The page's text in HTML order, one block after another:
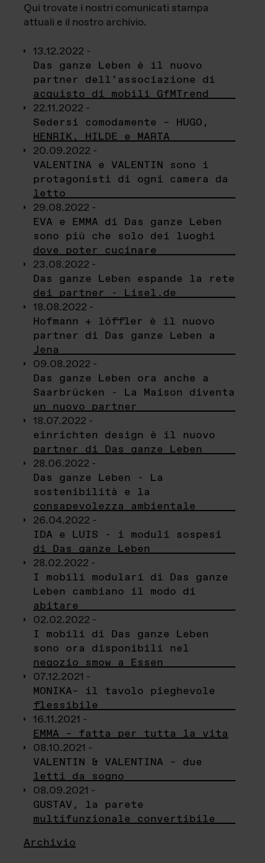
Qui trovate i nostri comunicati stampa
attuali e il nostro archivio.
13.12.2022 -
Das ganze Leben è il nuovo
partner dell’associazione di
acquisto di mobili GfMTrend
22.11.2022 -
Sedersi comodamente – HUGO,
HENRIK, HILDE e MARTA
20.09.2022 -
VALENTINA e VALENTIN sono i
protagonisti di ogni camera da
letto
29.08.2022 -
EVA e EMMA di Das ganze Leben
sono più che solo dei luoghi
dove poter cucinare
23.08.2022 -
Das ganze Leben espande la rete
dei partner - Lisel.de
18.08.2022 -
Hofmann + löffler è il nuovo
partner di Das ganze Leben a
Jena
09.08.2022 -
Das ganze Leben ora anche a
Saarbrücken - La Maison diventa
un nuovo partner
18.07.2022 -
einrichten design è il nuovo
partner di Das ganze Leben
28.06.2022 -
Das ganze Leben - La
sostenibilità e la
consapevolezza ambientale
26.04.2022 -
IDA e LUIS - i moduli sospesi
di Das ganze Leben
28.02.2022 -
I mobili modulari di Das ganze
Leben cambiano il modo di
abitare
02.02.2022 -
I mobili di Das ganze Leben
sono ora disponibili nel
negozio smow a Essen
07.12.2021 -
MONIKA– il tavolo pieghevole
flessibile
16.11.2021 -
EMMA – fatta per tutta la vita
08.10.2021 -
VALENTIN & VALENTINA – due
letti da sogno
08.09.2021 -
GUSTAV, la parete
multifunzionale convertibile
Archivio